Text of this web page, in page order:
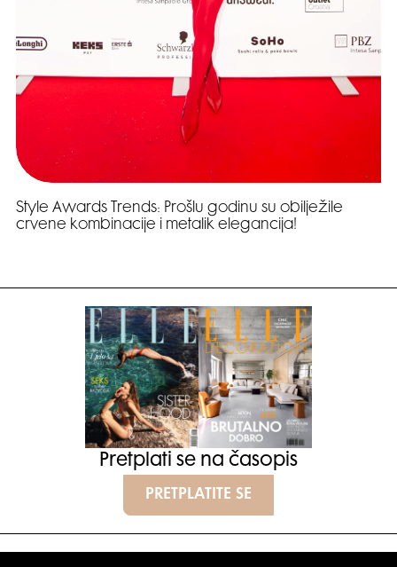
Style Awards Trends: Prošlu godinu su obilježile
crvene kombinacije i metalik elegancija!
Pretplati se na časopis
PRETPLATITE SE